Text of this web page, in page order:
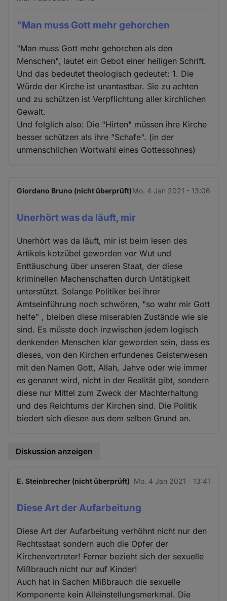
"Man muss Gott mehr gehorchen
"Man muss Gott mehr gehorchen als den
Menschen", lautet ein Gebot einer heiligen Schrift.
Und das bedeutet theologisch gedeutet: 1. Die
Würde der Kirche ist unantastbar. Sie zu achten
und zu schützen ist Verpflichtung aller kirchlichen
Gewalt.
Und folglich also: Die "Hirten" müssen ihre Kirche
besser schützen als ihre "Schafe". (in der
unmenschlichen Wortwahl eines Gottessohnes)
Giordano Bruno (nicht überprüft)Mo. 4 Jan 2021 - 13:06
Unerhört was da läuft, mir
Unerhört was da läuft, mir ist beim lesen des
Artikels kotzübel geworden vor Wut und
Enttäuschung über unseren Staat, der diese
kriminellen Machenschaften durch Untätigkeit
unterstützt. Solange Politiker bei ihrer
Amtseinführung noch schwören, "so wahr mir Gott
helfe" , bleiben diese miserablen Zustände wie sie
sind. Es müsste doch inzwischen jedem logisch
denkenden Menschen klar geworden sein, dass es
dieses, von den Kirchen erfundenes Geisterwesen
mit den Namen Gott, Allah, Jahve oder wie immer
es genannt wird, nicht in der Realität gibt, sondern
diese nur Mittel zum Zweck der Machterhaltung
und des Reichtums der Kirchen sind. Die Politik
biedert sich diesen aus dem selben Grund an.
Diskussion anzeigen
E. Steinbrecher (nicht überprüft) Mo. 4 Jan 2021 - 13:41
Diese Art der Aufarbeitung
Diese Art der Aufarbeitung verhöhnt nicht nur den
Rechtsstaat sondern auch die Opfer der
Kirchenvertreter! Ferner bezieht sich der sexuelle
Mißbrauch nicht nur auf Kinder!
Auch hat in Sachen Mißbrauch die sexuelle
Komponente kein Alleinstellungsmerkmal. Die